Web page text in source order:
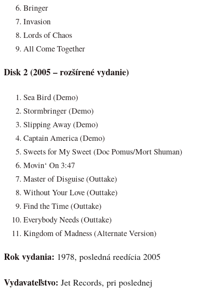
Bringer
Invasion
Lords of Chaos
All Come Together
Disk 2 (2005 – rozšírené vydanie)
Sea Bird (Demo)
Stormbringer (Demo)
Slipping Away (Demo)
Captain America (Demo)
Sweets for My Sweet (Doc Pomus/Mort Shuman)
Movin‘ On 3:47
Master of Disguise (Outtake)
Without Your Love (Outtake)
Find the Time (Outtake)
Everybody Needs (Outtake)
Kingdom of Madness (Alternate Version)
Rok vydania: 1978, posledná reedícia 2005
Vydavateľstvo: Jet Records, pri poslednej